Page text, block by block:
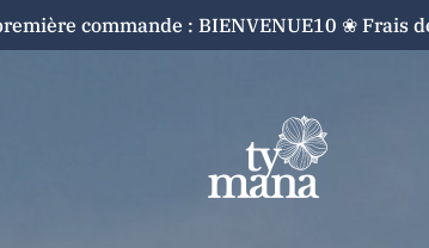
commande : BIENVENUE10 ❀ Frais